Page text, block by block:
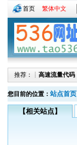
首页 繁体中文
推荐：┊ 高速流量代码
您目前的位置： 站点首页
【相关站点】